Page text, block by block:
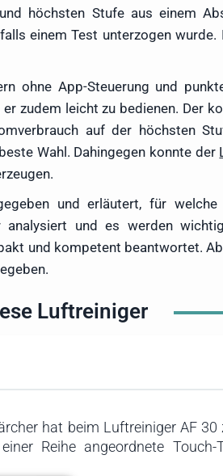
höchsten Stufe aus einem
einem Test unterzogen
ohne App-Steuerung und
zudem leicht zu bedienen. Der
auf der höchsten
Wahl. Dahingegen konnte der
und erläutert, für
und es werden
und kompetent beantwortet.
Luftreiniger
hat beim Luftreiniger AF
Reihe angeordnete Touch-